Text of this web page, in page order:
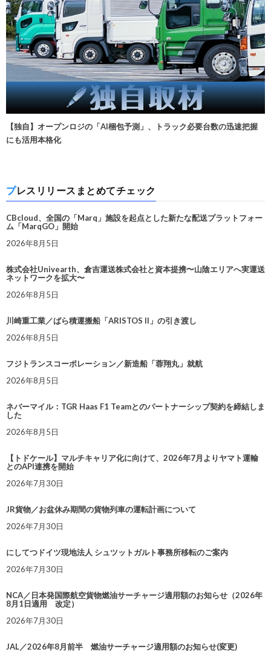
【独自】オープンロジの「AI梱包予測」、トラック必要台数の迅速把握
にも活用本格化
プレスリリースまとめてチェック
CBcloud、全国の「Marq」施設を起点とした新たな配送プラットフォー
ム「MarqGO」開始
2026年8月5日
株式会社Univearth、倉吉運送株式会社と資本提携〜山陰エリアへ実運送
ネットワークを拡大〜
2026年8月5日
川崎重工業／ばら積運搬船「ARISTOS II」の引き渡し
2026年8月5日
フジトランスコーポレーション／新造船「蓉翔丸」就航
2026年8月5日
ネバーマイル：TGR Haas F1 Teamとのパートナーシップ契約を締結しま
した
2026年8月5日
【トドケール】マルチキャリア化に向けて、2026年7月よりヤマト運輸
とのAPI連携を開始
2026年7月30日
JR貨物／お盆休み期間の貨物列車の運転計画について
2026年7月30日
にしてつドイツ現地法人 シュツットガルト事務所移転のご案内
2026年7月30日
NCA／日本発国際航空貨物燃油サーチャージ適用額のお知らせ（2026年
8月1日適用 改定）
2026年7月30日
JAL／2026年8月前半 燃油サーチャージ適用額のお知らせ(変更)